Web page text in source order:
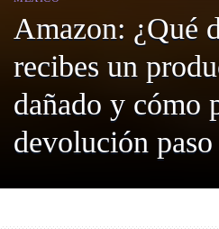
Amazon: ¿Qué
recibes un
dañado y cómo
devolución paso